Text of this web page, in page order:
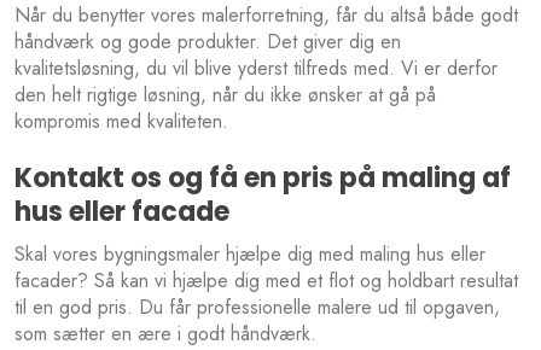
​Når du benytter vores malerforretning, får du altså både godt
håndværk og gode produkter. Det giver dig en
kvalitetsløsning, du vil blive yderst tilfreds med. Vi er derfor
den helt rigtige løsning, når du ikke ønsker at gå på
kompromis med kvaliteten.​
Kontakt os og få en pris på maling af
hus eller facade
Skal vores bygningsmaler hjælpe dig med maling hus eller
facader? Så kan vi hjælpe dig med et flot og holdbart resultat
til en god pris. Du får professionelle malere ud til opgaven,
som sætter en ære i godt håndværk.